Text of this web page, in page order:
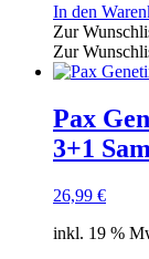
In den
Zur
Zur
Pax
3+1
26,99 €
inkl. 19 %